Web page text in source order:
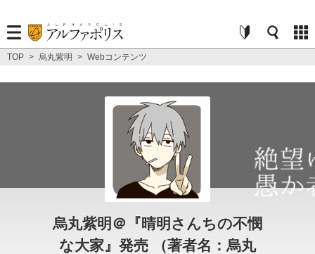
TOP > 烏丸紫明 > Webコンテンツ
烏丸紫明＠『晴明さんちの不憫
な大家』発売 （著者名：烏丸